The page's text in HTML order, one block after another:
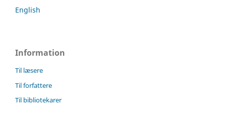
English
Information
Til læsere
Til forfattere
Til bibliotekarer